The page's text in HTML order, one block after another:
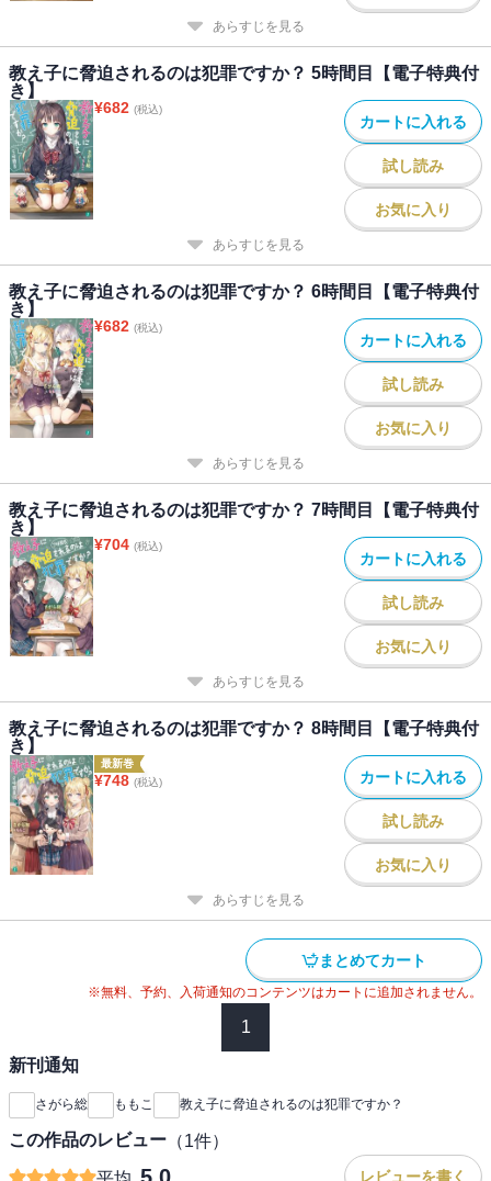
あらすじを見る
教え子に脅迫されるのは犯罪ですか？ 5時間目【電子特典付
き】
¥682 (税込)
カートに入れる
試し読み
お気に入り
あらすじを見る
教え子に脅迫されるのは犯罪ですか？ 6時間目【電子特典付
き】
¥682 (税込)
カートに入れる
試し読み
お気に入り
あらすじを見る
教え子に脅迫されるのは犯罪ですか？ 7時間目【電子特典付
き】
¥704 (税込)
カートに入れる
試し読み
お気に入り
あらすじを見る
教え子に脅迫されるのは犯罪ですか？ 8時間目【電子特典付
き】
最新巻
¥748 (税込) カートに入れる
試し読み
お気に入り
あらすじを見る
まとめてカート
※無料、予約、入荷通知のコンテンツはカートに追加されません。
1
新刊通知
さがら総 ももこ 教え子に脅迫されるのは犯罪ですか？
この作品のレビュー （1件）
レビューを書く